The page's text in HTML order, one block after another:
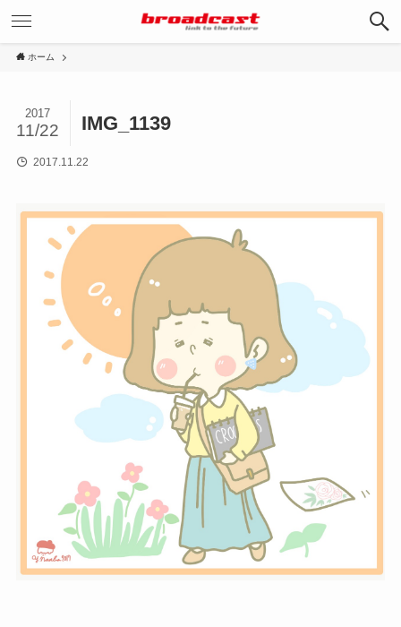
ホーム
IMG_1139
2017
11/22
2017.11.22